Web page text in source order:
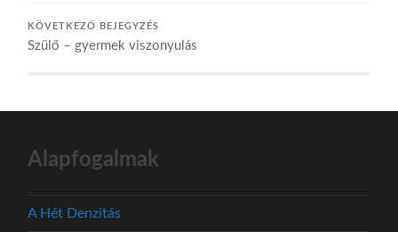
KÖVETKEZŐ BEJEGYZÉS
Szülő – gyermek viszonyulás
Alapfogalmak
A Hét Denzitás